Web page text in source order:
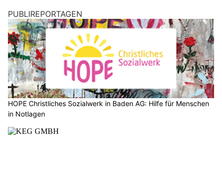
PUBLIREPORTAGEN
HOPE Christliches Sozialwerk in Baden AG: Hilfe für Menschen
in Notlagen